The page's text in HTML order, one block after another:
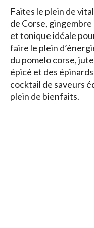
Faites le plein de
de Corse,
et tonique idéale
faire le plein
du pomelo corse,
épicé et des
cocktail de saveurs
plein de bienfaits.